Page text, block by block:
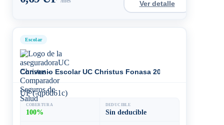
Ver detalle
Escolar
Convenio Escolar UC Christus Fonasa 2026 - 2027
UF (-qp6d61c)
COBERTURA
100%
DEDUCIBLE
Sin deducible